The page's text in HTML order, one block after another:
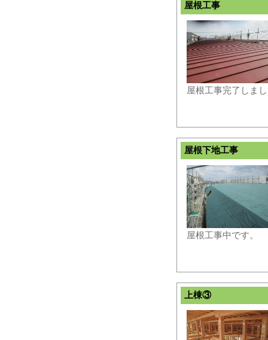
屋根工事
屋根工事完了しま
屋根下地工事
屋根工事中です。
上棟③